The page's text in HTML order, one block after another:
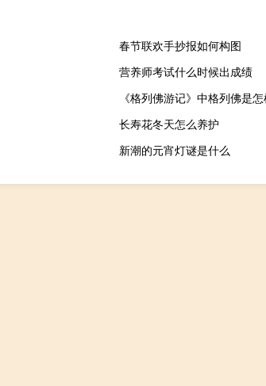
春节联欢手抄报如何构图
营养师考试什么时候出成绩
《格列佛游记》中格列佛是
长寿花冬天怎么养护
新潮的元宵灯谜是什么